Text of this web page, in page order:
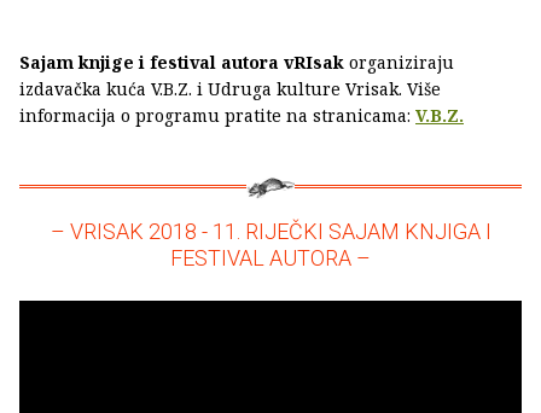
Sajam knjige i festival autora vRIsak organiziraju
izdavačka kuća V.B.Z. i Udruga kulture Vrisak. Više
informacija o programu pratite na stranicama: V.B.Z.
– VRISAK 2018 - 11. RIJEČKI SAJAM KNJIGA I
FESTIVAL AUTORA –